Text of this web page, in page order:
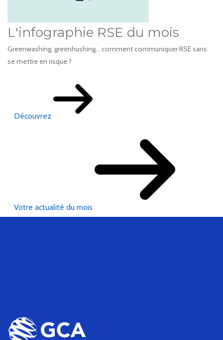
L'infographie RSE du mois
Greenwashing, greenhushing… comment communiquer RSE sans
se mettre en risque ?
Découvrez
Votre actualité du mois